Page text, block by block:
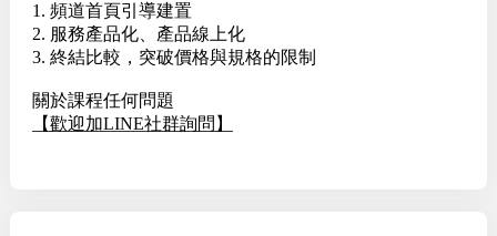
1. 頻道首頁引導建置
2. 服務產品化、產品線上化
3. 終結比較，突破價格與規格的限制
關於課程任何問題
【歡迎加LINE社群詢問】